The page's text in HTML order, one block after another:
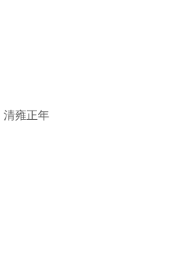
清雍正年